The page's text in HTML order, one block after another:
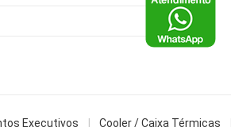
Executivos Cooler / Caixa Térmicas